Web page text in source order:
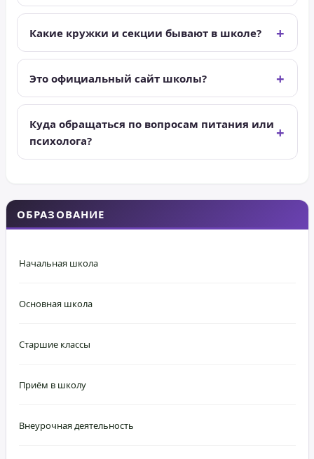
Какие кружки и секции бывают в школе?
Это официальный сайт школы?
Куда обращаться по вопросам питания или
психолога?
ОБРАЗОВАНИЕ
Начальная школа
Основная школа
Старшие классы
Приём в школу
Внеурочная деятельность